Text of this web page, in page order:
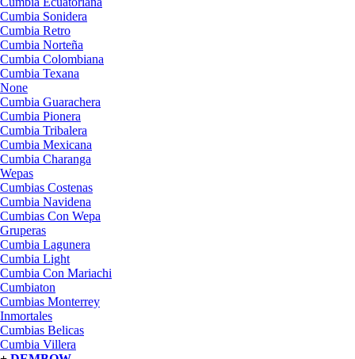
Cumbia Sonidera
Cumbia Retro
Cumbia Norteña
Cumbia Colombiana
Cumbia Texana
None
Cumbia Guarachera
Cumbia Pionera
Cumbia Tribalera
Cumbia Mexicana
Cumbia Charanga
Wepas
Cumbias Costenas
Cumbia Navidena
Cumbias Con Wepa
Gruperas
Cumbia Lagunera
Cumbia Light
Cumbia Con Mariachi
Cumbiaton
Cumbias Monterrey
Inmortales
Cumbias Belicas
Cumbia Villera